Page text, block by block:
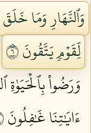
وَٱلنَّهَارِ وَمَا
لِّقَوۡمٖ يَتَّقُونَ ٦
وَرَضُواْ بِٱلۡحَيَوٰةِ
ءَايَٰتِنَا غَٰفِلُونَ ٧